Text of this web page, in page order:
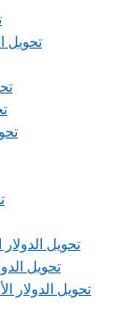
تحويل
تحويل
تحويل
تحويل الدولار